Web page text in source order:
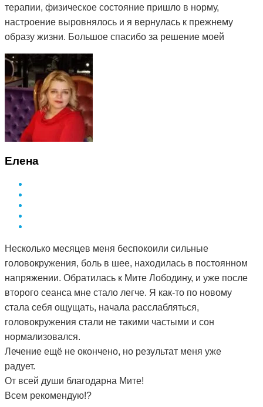
терапии, физическое состояние пришло в норму,
настроение выровнялось и я вернулась к прежнему
образу жизни. Большое спасибо за решение моей
проблемы и деликатный подход.
Елена
Несколько месяцев меня беспокоили сильные
головокружения, боль в шее, находилась в постоянном
напряжении. Обратилась к Мите Лободину, и уже после
второго сеанса мне стало легче. Я как-то по новому
стала себя ощущать, начала расслабляться,
головокружения стали не такими частыми и сон
нормализовался.
Лечение ещё не окончено, но результат меня уже
радует.
От всей души благодарна Мите!
Всем рекомендую!?